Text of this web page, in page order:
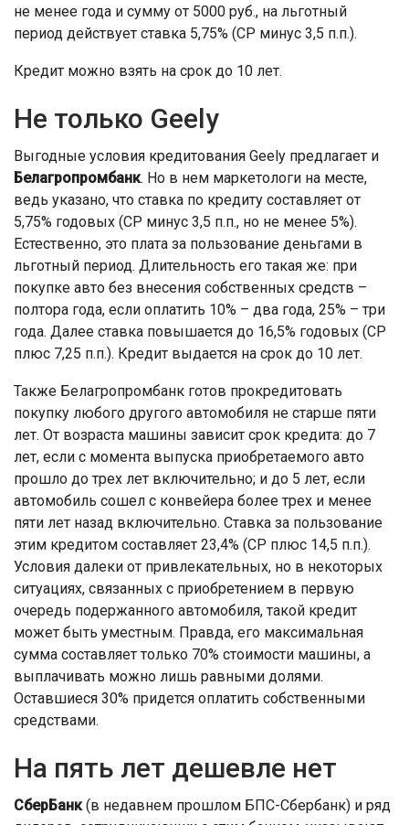
не менее года и сумму от 5000 руб., на льготный
период действует ставка 5,75% (СР минус 3,5 п.п.).
Кредит можно взять на срок до 10 лет.
Не только Geely
Выгодные условия кредитования Geely предлагает и
Белагропромбанк. Но в нем маркетологи на месте,
ведь указано, что ставка по кредиту составляет от
5,75% годовых (СР минус 3,5 п.п., но не менее 5%).
Естественно, это плата за пользование деньгами в
льготный период. Длительность его такая же: при
покупке авто без внесения собственных средств –
полтора года, если оплатить 10% – два года, 25% – три
года. Далее ставка повышается до 16,5% годовых (СР
плюс 7,25 п.п.). Кредит выдается на срок до 10 лет.
Также Белагропромбанк готов прокредитовать
покупку любого другого автомобиля не старше пяти
лет. От возраста машины зависит срок кредита: до 7
лет, если с момента выпуска приобретаемого авто
прошло до трех лет включительно; и до 5 лет, если
автомобиль сошел с конвейера более трех и менее
пяти лет назад включительно. Ставка за пользование
этим кредитом составляет 23,4% (СР плюс 14,5 п.п.).
Условия далеки от привлекательных, но в некоторых
ситуациях, связанных с приобретением в первую
очередь подержанного автомобиля, такой кредит
может быть уместным. Правда, его максимальная
сумма составляет только 70% стоимости машины, а
выплачивать можно лишь равными долями.
Оставшиеся 30% придется оплатить собственными
средствами.
На пять лет дешевле нет
СберБанк (в недавнем прошлом БПС-Сбербанк) и ряд